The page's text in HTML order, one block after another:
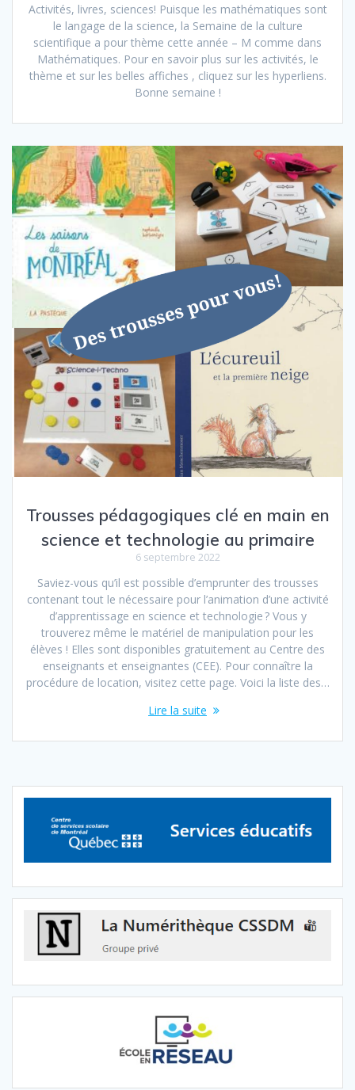
Activités, livres, sciences! Puisque les mathématiques sont
le langage de la science, la Semaine de la culture
scientifique a pour thème cette année – M comme dans
Mathématiques. Pour en savoir plus sur les activités, le
thème et sur les belles affiches , cliquez sur les hyperliens.
Bonne semaine !
Trousses pédagogiques clé en main en
science et technologie au primaire
6 septembre 2022
Saviez-vous qu’il est possible d’emprunter des trousses
contenant tout le nécessaire pour l’animation d’une activité
d’apprentissage en science et technologie ? Vous y
trouverez même le matériel de manipulation pour les
élèves ! Elles sont disponibles gratuitement au Centre des
enseignants et enseignantes (CEE). Pour connaître la
procédure de location, visitez cette page. Voici la liste des…
Lire la suite